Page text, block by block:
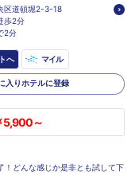
区道頓堀2-3-18
歩2分
2分
へ マイル
入りホテルに登録
5,900～
！どんな感じか是非とも試して下